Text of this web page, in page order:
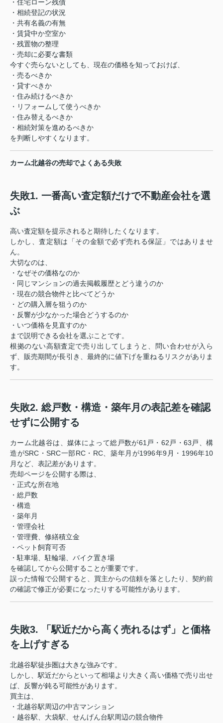
・住宅ローン残債
・相続登記の状況
・共有名義の有無
・賃貸中か空室か
・残置物の整理
・売却に必要な書類
今すぐ売らないとしても、現在の価格を知っておけば、
・売るべきか
・貸すべきか
・住み続けるべきか
・リフォームして使うべきか
・住み替えるべきか
・相続対策を進めるべきか
を判断しやすくなります。
カーム北越谷の売却でよくある失敗
失敗1. 一番高い査定額だけで不動産会社を選
ぶ
高い査定額を提示されると期待したくなります。
しかし、査定額は「その金額で必ず売れる保証」ではありませ
ん。
大切なのは、
・なぜその価格なのか
・同じマンションの過去掲載履歴とどう違うのか
・現在の競合物件と比べてどうか
・どの購入層を狙うのか
・反響が少なかった場合どうするのか
・いつ価格を見直すのか
まで説明できる会社を選ぶことです。
根拠のない高額査定で売り出してしまうと、問い合わせが入ら
ず、販売期間が長引き、最終的に値下げを重ねるリスクがありま
す。
失敗2. 総戸数・構造・築年月の表記差を確認
せずに公開する
カーム北越谷は、媒体によって総戸数が61戸・62戸・63戸、構
造がSRC・SRC一部RC・RC、築年月が1996年9月・1996年10
月など、表記差があります。
売却ページを公開する際は、
・正式な所在地
・総戸数
・構造
・築年月
・管理会社
・管理費、修繕積立金
・ペット飼育可否
・駐車場、駐輪場、バイク置き場
を確認してから公開することが重要です。
誤った情報で公開すると、買主からの信頼を落としたり、契約前
の確認で修正が必要になったりする可能性があります。
失敗3. 「駅近だから高く売れるはず」と価格
を上げすぎる
北越谷駅徒歩圏は大きな強みです。
しかし、駅近だからといって相場より大きく高い価格で売り出せ
ば、反響が鈍る可能性があります。
買主は、
・北越谷駅周辺の中古マンション
・越谷駅、大袋駅、せんげん台駅周辺の競合物件